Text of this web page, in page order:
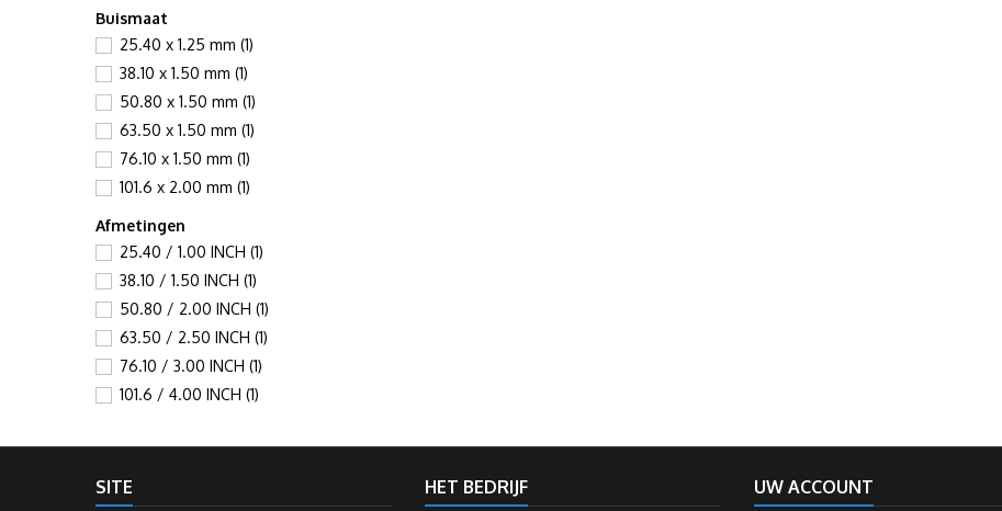
Buismaat
25.40 x 1.25 mm (1)
38.10 x 1.50 mm (1)
50.80 x 1.50 mm (1)
63.50 x 1.50 mm (1)
76.10 x 1.50 mm (1)
101.6 x 2.00 mm (1)
Afmetingen
25.40 / 1.00 INCH (1)
38.10 / 1.50 INCH (1)
50.80 / 2.00 INCH (1)
63.50 / 2.50 INCH (1)
76.10 / 3.00 INCH (1)
101.6 / 4.00 INCH (1)
SITE HET BEDRIJF UW ACCOUNT